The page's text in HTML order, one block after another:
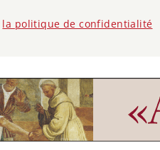
la politique de confidentialité